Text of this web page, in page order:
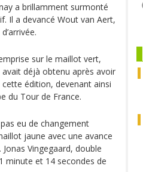
a brillamment surmonté
Il a devancé Wout van Aert,
sur le maillot vert,
avait déjà obtenu après avoir
édition, devenant ainsi
du Tour de France.
eu de changement
jaune avec une avance
Vingegaard, double
minute et 14 secondes de